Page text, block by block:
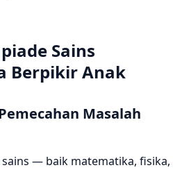
Sains
Berpikir Anak
Masalah
— baik matematika, fisika,